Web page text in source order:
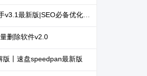
最新版|SEO必备优化工具
删除软件v2.0
版丨速盘speedpan最新版